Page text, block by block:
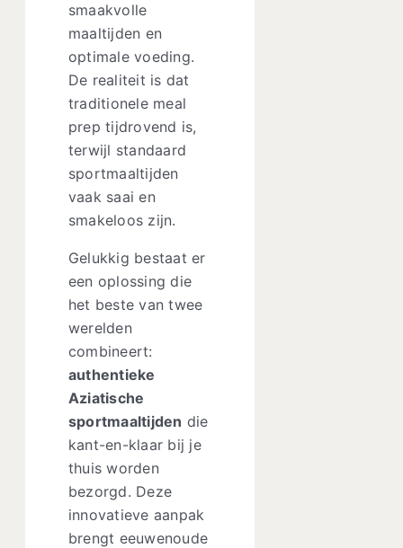
smaakvolle
maaltijden en
optimale voeding.
De realiteit is dat
traditionele meal
prep tijdrovend is,
terwijl standaard
sportmaaltijden
vaak saai en
smakeloos zijn.
Gelukkig bestaat er
een oplossing die
het beste van twee
werelden
combineert:
authentieke
Aziatische
sportmaaltijden die
kant-en-klaar bij je
thuis worden
bezorgd. Deze
innovatieve aanpak
brengt eeuwenoude